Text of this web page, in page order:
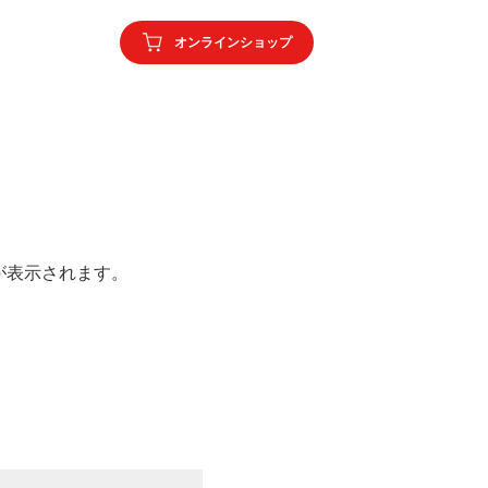
オンラインショップ
示されます。